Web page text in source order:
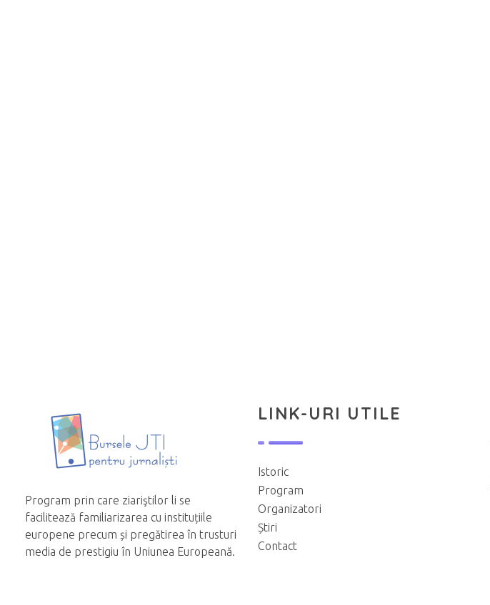
Program prin care ziariştilor li se
facilitează familiarizarea cu instituțiile
europene precum și pregătirea în trusturi
media de prestigiu în Uniunea Europeană.
LINK-URI UTILE
Istoric
Program
Organizatori
Știri
Contact